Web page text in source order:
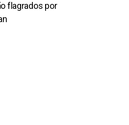
flagrados por